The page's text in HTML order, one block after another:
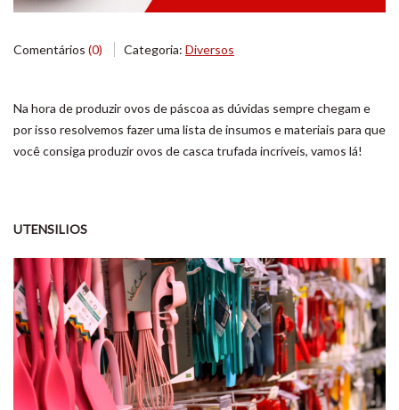
Comentários (0) Categoria: Diversos
Na hora de produzir ovos de páscoa as dúvidas sempre chegam e
por isso resolvemos fazer uma lista de insumos e materiais para que
você consiga produzir ovos de casca trufada incríveis, vamos lá!
UTENSILIOS